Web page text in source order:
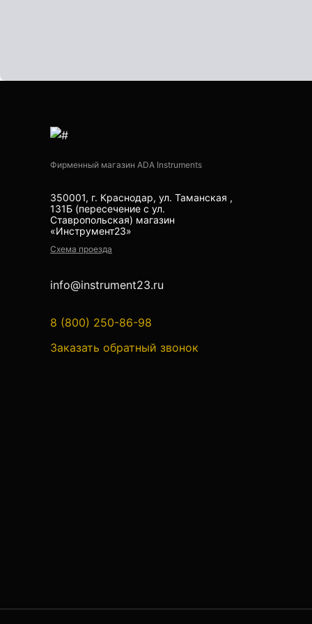
Нивелиры лазерные ротационные
Показать еще
проектирования
Палетка для вертикального
проектирования
Приборы контроля и
Анализаторы холодильных систем
Анемометры, Манометры,
Фирменный магазин ADA Instruments
350001, г. Краснодар, ул. Таманская ,
131Б (пересечение с ул.
Ставропольская) магазин
«Инструмент23»
Схема проезда
info@instrument23.ru
8 (800) 250-86-98
Заказать обратный звонок